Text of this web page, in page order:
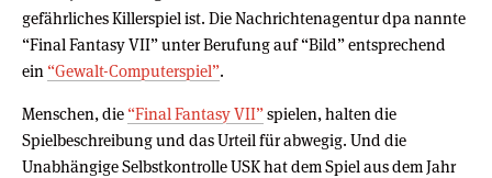
gefährliches Killerspiel ist. Die Nachrichtenagentur dpa nannte
“Final Fantasy VII” unter Berufung auf “Bild” entsprechend
ein “Gewalt-Computerspiel”.
Menschen, die “Final Fantasy VII”spielen, halten die
Spielbeschreibung und das Urteil für abwegig. Und die
Unabhängige Selbstkontrolle USK hat dem Spiel aus dem Jahr